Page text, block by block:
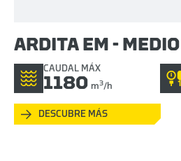
ARDITA EM -
CAUDAL MÁX
1180 m3/h
DESCUBRE MÁS